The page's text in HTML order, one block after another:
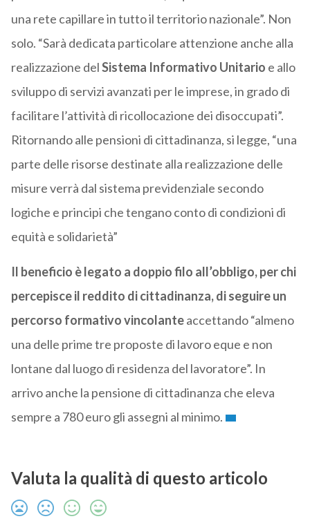
una rete capillare in tutto il territorio nazionale”. Non
solo. “Sarà dedicata particolare attenzione anche alla
realizzazione delSistema Informativo Unitario e allo
sviluppo di servizi avanzati per le imprese, in grado di
facilitare l’attività di ricollocazione dei disoccupati”.
Ritornando alle pensioni di cittadinanza, si legge, “una
parte delle risorse destinate alla realizzazione delle
misure verrà dal sistema previdenziale secondo
logiche e principi che tengano conto di condizioni di
equità e solidarietà”
Il beneficio è legato a doppio filo all’obbligo, per chi
percepisce il reddito di cittadinanza, di seguire un
percorso formativo vincolanteaccettando “almeno
una delle prime tre proposte di lavoro eque e non
lontane dal luogo di residenza del lavoratore”. In
arrivo anche la pensione di cittadinanza che eleva
sempre a 780 euro gli assegni al minimo.
Valuta la qualità di questo articolo